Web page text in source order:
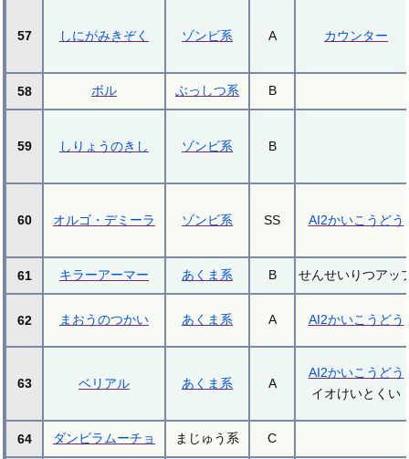
57 しにがみきぞく ゾンビ系 A カウンター
58 ボル ぶっしつ系 B
59 しりょうのきし ゾンビ系 B
60 オルゴ・デミーラ ゾンビ系 SS AI2かいこうどう
61 キラーアーマー あくま系 B せんせいりつアッ
62 まおうのつかい あくま系 A AI2かいこうどう
63 ベリアル あくま系 A
AI2かいこうどう
イオけいとくい
64 ダンビラムーチョ まじゅう系 C